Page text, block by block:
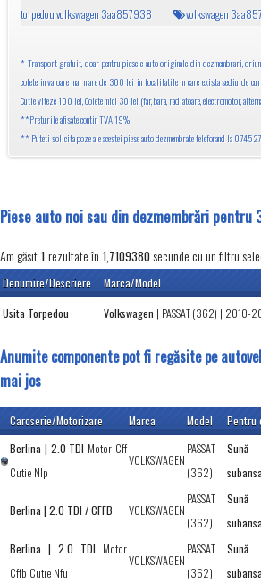
torpedou volkswagen 3aa857938
volkswagen
* Transport gratuit, doar pentru piesele auto originale din dezmembrari,
colete in valoare mai mare de 300 lei in localitatile in care exista sediu de
Cutie viteze 100 lei, Colete mici 30 lei (far, bara, radiatoare, electromotor,
**Preturile afisate contin TVA 19%.
** Puteti solicita poze ale acestei piese auto dezmembrate telefonand la 0745
Piese auto noi sau din dezmembrări pentru
Am găsit1 rezultate în 1,7109380secunde cu un filtru
Denumire/Descriere Marca/Model
Usita Torpedou
Volkswagen | PASSAT (362) | 2010-
Anumite componente pot fi regăsite pe
mai jos
Caroserie/Motorizare Marca Model
Pentru
Berlina | 2.0 TDI Motor Cff
Cutie Nlp
VOLKSWAGEN
PASSAT
(362)
Berlina | 2.0 TDI / CFFB VOLKSWAGEN
PASSAT
(362)
Berlina | 2.0 TDI Motor
Cffb Cutie Nfu
VOLKSWAGEN
PASSAT
(362)